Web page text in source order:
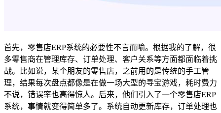
首先，零售店ERP系统的必要性不言而喻。根据我的了解，很
多零售商在管理库存、订单处理、客户关系等方面都面临着挑
战。比如说，某个朋友的零售店，之前用的是传统的手工管
理，结果每次盘点都像是在做一场大型的寻宝游戏，耗时费力
不说，错误率也高得惊人。后来，他们引入了一个零售店ERP
系统，事情就变得简单多了。系统自动更新库存，订单处理也